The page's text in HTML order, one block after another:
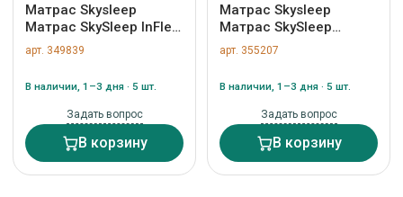
Матрас Skysleep
Матрас SkySleep InFlex
Model 3S 80x190 арт.
6069
арт. 349839
В наличии, 1–3 дня · 5 шт.
Задать вопрос
В корзину
Матрас Skysleep
Матрас SkySleep
SUPREME NANO MILD
S500 80x195 арт. ZN-
арт. 355207
В наличии, 1–3 дня · 5 шт.
Задать вопрос
В корзину